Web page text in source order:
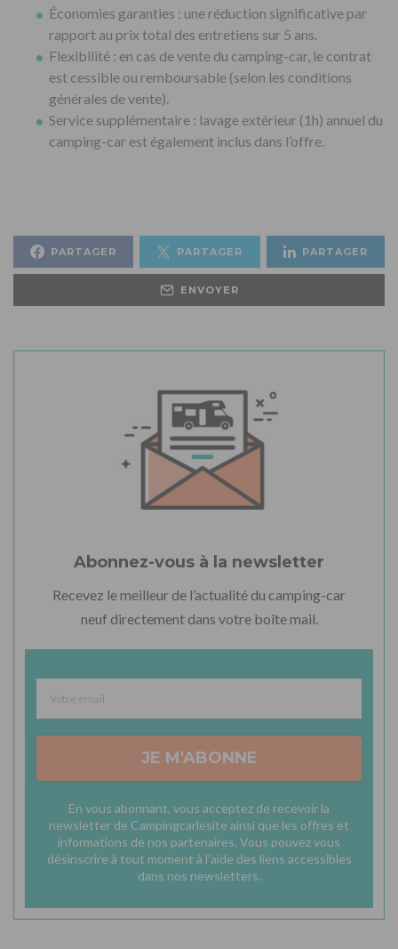
Économies garanties : une réduction significative par
rapport au prix total des entretiens sur 5 ans.
Flexibilité : en cas de vente du camping-car, le contrat
est cessible ou remboursable (selon les conditions
générales de vente).
Service supplémentaire : lavage extérieur (1h) annuel du
camping-car est également inclus dans l’offre.
PARTAGER PARTAGER PARTAGER
ENVOYER
Abonnez-vous à la newsletter
Recevez le meilleur de l’actualité du camping-car
neuf directement dans votre boîte mail.
JE M'ABONNE
En vous abonnant, vous acceptez de recevoir la
newsletter de Campingcarlesite ainsi que les offres et
informations de nos partenaires. Vous pouvez vous
désinscrire à tout moment à l'aide des liens accessibles
dans nos newsletters.